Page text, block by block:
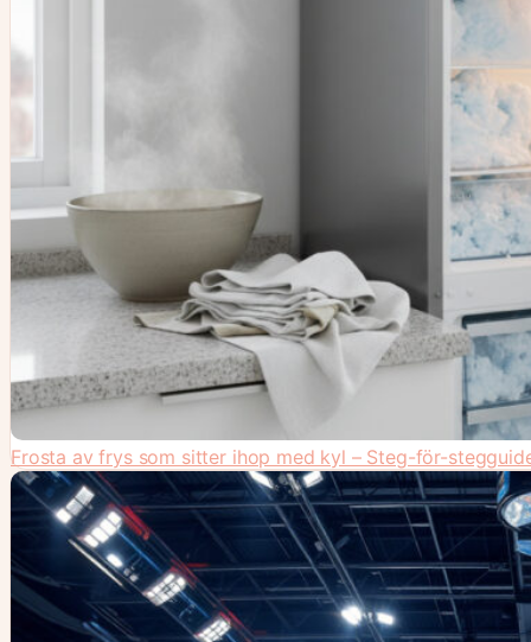
Frosta av frys som sitter ihop med kyl – Steg-för-